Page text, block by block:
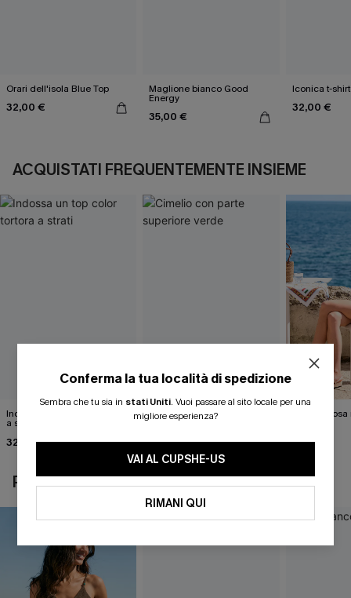
Orari dell'isola Blue Top
32,00 €
Maglione bianco Good
Energy
35,00 €
Iconica t-
32,00 €
ACQUISTATI FREQUENTEMENTE INSIEME
Indossa un top color tortora
a strati
32,00 €
Cimelio con parte superiore
verde
32,00 €
POTREBBE INTERESSARTI ANCHE
Conferma la tua località di spedizione
Sembra che tu sia in stati Uniti. Vuoi passare al sito locale per una
migliore esperienza?
VAI AL CUPSHE-US
RIMANI QUI